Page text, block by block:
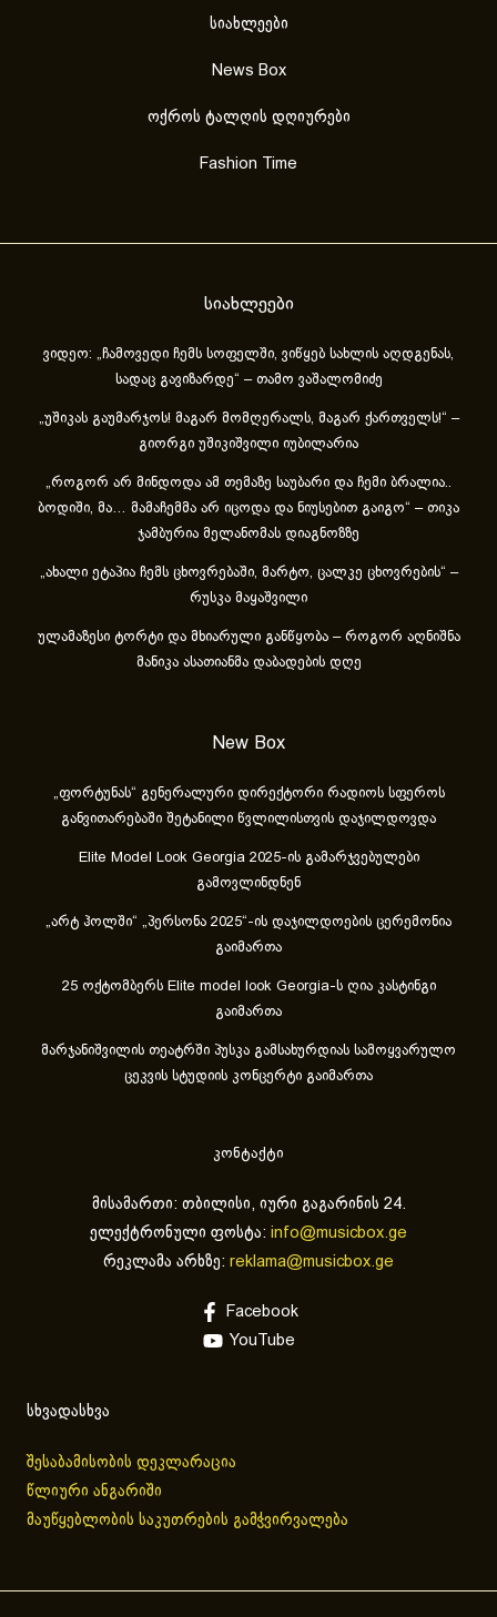
სიახლეები
News Box
ოქროს ტალღის დღიურები
Fashion Time
სიახლეები
ვიდეო: „ჩამოვედი ჩემს სოფელში, ვიწყებ სახლის აღდგენას,
სადაც გავიზარდე“ – თამო ვაშალომიძე
„უშიკას გაუმარჯოს! მაგარ მომღერალს, მაგარ ქართველს!“ –
გიორგი უშიკიშვილი იუბილარია
„როგორ არ მინდოდა ამ თემაზე საუბარი და ჩემი ბრალია..
ბოდიში, მა… მამაჩემმა არ იცოდა და ნიუსებით გაიგო“ – თიკა
ჯამბურია მელანომას დიაგნოზზე
„ახა­ლი ეტა­პია ჩემს ცხოვ­რე­ბა­ში, მარ­ტო, ცალ­კე ცხოვ­რე­ბის“ –
რუსკა მაყაშვილი
ულამაზესი ტორტი და მხიარული განწყობა – როგორ აღნიშნა
მანიკა ასათიანმა დაბადების დღე
New Box
„ფორტუნას“ გენერალური დირექტორი რადიოს სფეროს
განვითარებაში შეტანილი წვლილისთვის დაჯილდოვდა
Elite Model Look Georgia 2025-ის გამარჯვებულები
გამოვლინდნენ
„არტ ჰოლში“ „პერსონა 2025“-ის დაჯილდოების ცერემონია
გაიმართა
25 ოქტომბერს Elite model look Georgia-ს ღია კასტინგი
გაიმართა
მარჯანიშვილის თეატრში პუსკა გამსახურდიას სამოყვარულო
ცეკვის სტუდიის კონცერტი გაიმართა
კონტაქტი
მისამართი: თბილისი, იური გაგარინის 24.
ელექტრონული ფოსტა: info@musicbox.ge
რეკლამა არხზე: reklama@musicbox.ge
Facebook
YouTube
სხვადასხვა
შესაბამისობის დეკლარაცია
წლიური ანგარიში
მაუწყებლობის საკუთრების გამჭვირვალება